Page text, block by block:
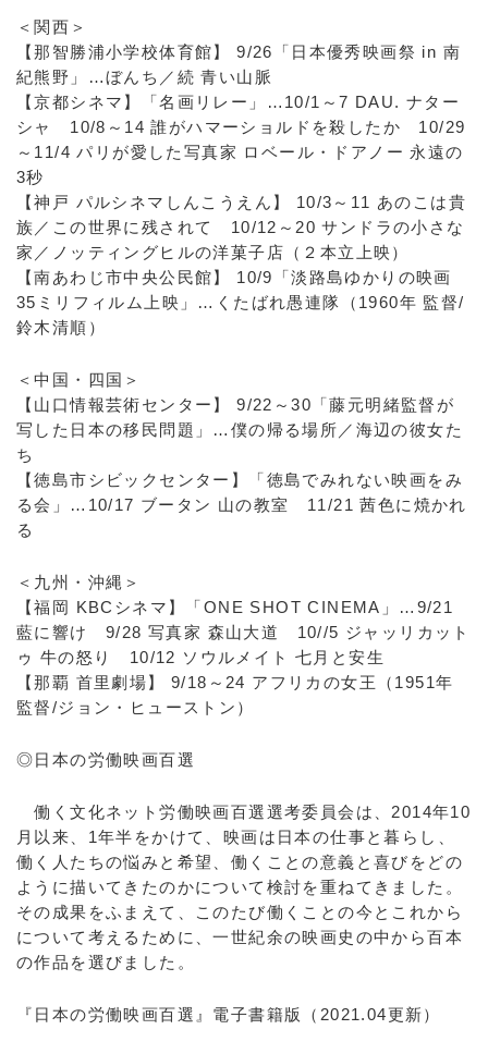
＜関西＞
【那智勝浦小学校体育館】 9/26「日本優秀映画祭 in 南
紀熊野」…ぼんち／続 青い山脈
【京都シネマ】「名画リレー」…10/1～7 DAU. ナター
シャ 10/8～14 誰がハマーショルドを殺したか 10/29
～11/4 パリが愛した写真家 ロベール・ドアノー 永遠の
3秒
【神戸 パルシネマしんこうえん】 10/3～11 あのこは貴
族／この世界に残されて 10/12～20 サンドラの小さな
家／ノッティングヒルの洋菓子店（２本立上映）
【南あわじ市中央公民館】 10/9「淡路島ゆかりの映画
35ミリフィルム上映」…くたばれ愚連隊（1960年 監督/
鈴木清順）
＜中国・四国＞
【山口情報芸術センター】 9/22～30「藤元明緒監督が
写した日本の移民問題」…僕の帰る場所／海辺の彼女た
ち
【徳島市シビックセンター】「徳島でみれない映画をみ
る会」…10/17 ブータン 山の教室 11/21 茜色に焼かれ
る
＜九州・沖縄＞
【福岡 KBCシネマ】「ONE SHOT CINEMA」…9/21
藍に響け 9/28 写真家 森山大道 10//5 ジャッリカット
ゥ 牛の怒り 10/12 ソウルメイト 七月と安生
【那覇 首里劇場】 9/18～24 アフリカの女王（1951年
監督/ジョン・ヒューストン）
◎日本の労働映画百選
働く文化ネット労働映画百選選考委員会は、2014年10
月以来、1年半をかけて、映画は日本の仕事と暮らし、
働く人たちの悩みと希望、働くことの意義と喜びをどの
ように描いてきたのかについて検討を重ねてきました。
その成果をふまえて、このたび働くことの今とこれから
について考えるために、一世紀余の映画史の中から百本
の作品を選びました。
『日本の労働映画百選』電子書籍版（2021.04更新）